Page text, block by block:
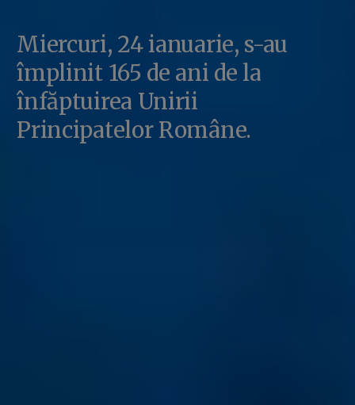
Miercuri, 24 ianuarie, s-au
împlinit 165 de ani de la
înfăptuirea Unirii
Principatelor Române.